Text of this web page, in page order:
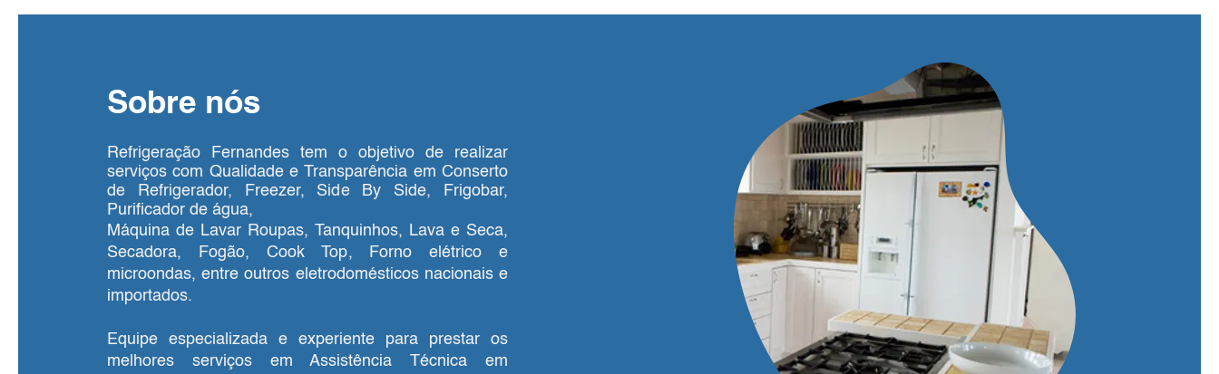
Sobre nós
Refrigeração Fernandes tem o objetivo de realizar
serviços com Qualidade e Transparência em Conserto
de Refrigerador, Freezer, Side By Side, Frigobar,
Purificador de água,
Máquina de Lavar Roupas, Tanquinhos, Lava e Seca,
Secadora, Fogão, Cook Top, Forno elétrico e
microondas, entre outros eletrodomésticos nacionais e
importados.
Equipe especializada e experiente para prestar os
melhores serviços em Assistência Técnica em